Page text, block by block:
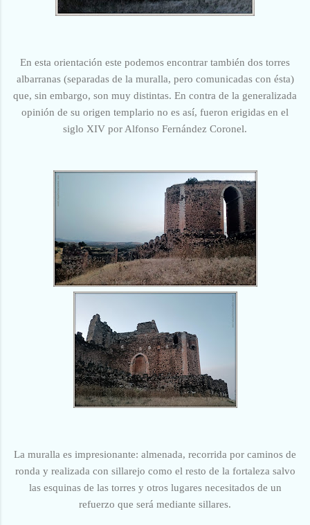
En esta orientación este podemos encontrar también dos torres
albarranas (separadas de la muralla, pero comunicadas con ésta)
que, sin embargo, son muy distintas. En contra de la generalizada
opinión de su origen templario no es así, fueron erigidas en el
siglo XIV por Alfonso Fernández Coronel.
La muralla es impresionante: almenada, recorrida por caminos de
ronda y realizada con sillarejo como el resto de la fortaleza salvo
las esquinas de las torres y otros lugares necesitados de un
refuerzo que será mediante sillares.